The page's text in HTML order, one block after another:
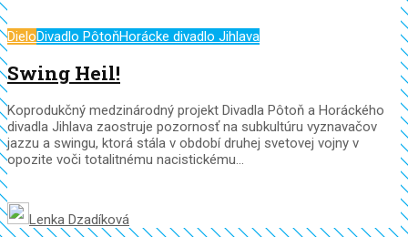
DieloDivadlo PôtoňHorácke divadlo Jihlava
Swing Heil!
Koprodukčný medzinárodný projekt Divadla Pôtoň a Horáckého
divadla Jihlava zaostruje pozornosť na subkultúru vyznavačov
jazzu a swingu, ktorá stála v období druhej svetovej vojny v
opozite voči totalitnému nacistickému...
Lenka Dzadíková